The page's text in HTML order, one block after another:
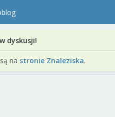
dyskusji!
na stronie Znaleziska.